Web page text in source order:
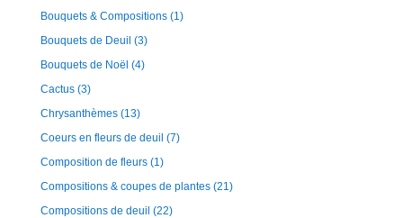
Bouquets & Compositions (1)
Bouquets de Deuil (3)
Bouquets de Noël (4)
Cactus (3)
Chrysanthèmes (13)
Coeurs en fleurs de deuil (7)
Composition de fleurs (1)
Compositions & coupes de plantes (21)
Compositions de deuil (22)